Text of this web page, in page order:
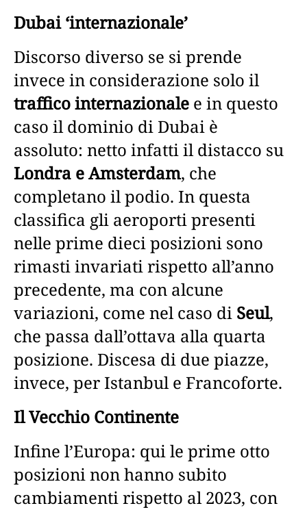
Dubai ‘internazionale’
Discorso diverso se si prende
invece in considerazione solo il
traffico internazionale e in questo
caso il dominio di Dubai è
assoluto: netto infatti il distacco su
Londra e Amsterdam, che
completano il podio. In questa
classifica gli aeroporti presenti
nelle prime dieci posizioni sono
rimasti invariati rispetto all’anno
precedente, ma con alcune
variazioni, come nel caso di Seul,
che passa dall’ottava alla quarta
posizione. Discesa di due piazze,
invece, per Istanbul e Francoforte.
Il Vecchio Continente
Infine l’Europa: qui le prime otto
posizioni non hanno subito
cambiamenti rispetto al 2023, con